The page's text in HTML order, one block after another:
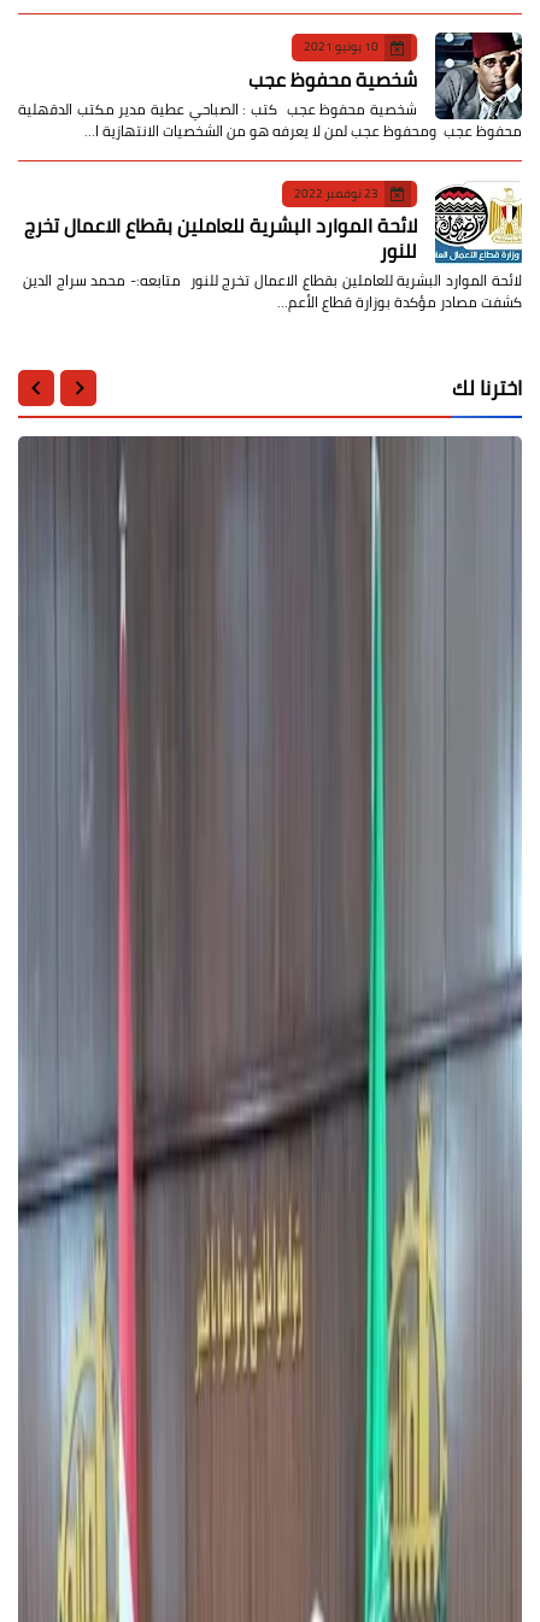
10 يونيو 2021
شخصية محفوظ عجب
شخصية محفوظ عجب كتب : الصباحي عطية مدير مكتب الدقهلية
محفوظ عجب ومحفوظ عجب لمن لا يعرفه هو من الشخصيات الانتهازية ا…
23 نوفمبر 2022
لائحة الموارد البشرية للعاملين بقطاع الاعمال تخرج
للنور
لائحة الموارد البشرية للعاملين بقطاع الاعمال تخرج للنور متابعه:- محمد سراج الدين
كشفت مصادر مؤكدة بوزارة قطاع الأعم…
اخترنا لك